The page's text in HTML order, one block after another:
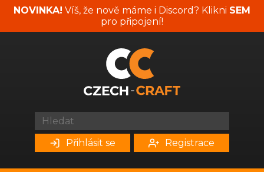
NOVINKA! Víš, že nově máme i Discord? Klikni SEM
pro připojení!
Přihlásit se Registrace